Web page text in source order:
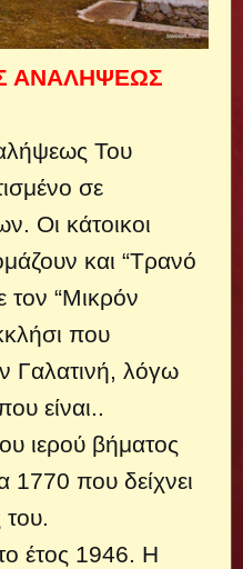
ΑΝΑΛΗΨΕΩΣ
Του
σε
Οι κάτοικοι
και “Τρανό
τον “Μικρόν
που
Γαλατινή, λόγω
είναι..
ιερού βήματος
1770 που δείχνει
έτος 1946. Η